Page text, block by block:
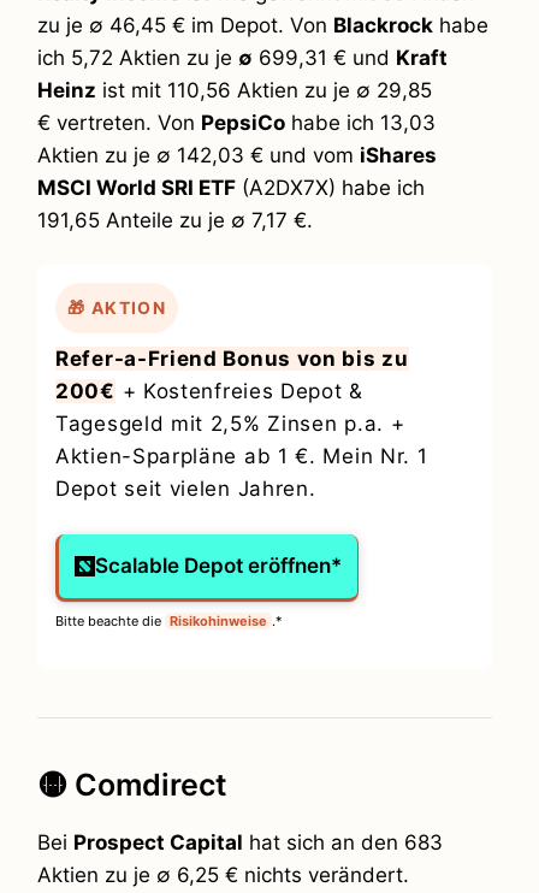
zu je ∅ 46,45 € im Depot. Von Blackrock habe
ich 5,72 Aktien zu je ∅ 699,31 € und Kraft
Heinz ist mit 110,56 Aktien zu je ∅ 29,85
€ vertreten. Von PepsiCo habe ich 13,03
Aktien zu je ∅ 142,03 € und vom iShares
MSCI World SRI ETF (A2DX7X) habe ich
191,65 Anteile zu je ∅ 7,17 €.
🎁 AKTION
Refer-a-Friend Bonus von bis zu
200€ + Kostenfreies Depot &
Tagesgeld mit 2,5% Zinsen p.a. +
Aktien-Sparpläne ab 1 €. Mein Nr. 1
Depot seit vielen Jahren.
Scalable Depot eröffnen*
Bitte beachte die Risikohinweise .*
🟡 Comdirect
Bei Prospect Capital hat sich an den 683
Aktien zu je ∅ 6,25 € nichts verändert.